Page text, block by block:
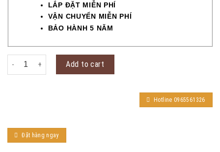
LẮP ĐẶT MIỄN PHÍ
VẬN CHUYỂN MIỄN PHÍ
BẢO HÀNH 5 NĂM
Kaadas K7 (Push/Pull) quantity
Add to cart
Hotline 0965561326
Đặt hàng ngay